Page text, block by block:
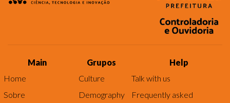
Main
Home
Sobre
Grupos
Culture
Demography
Help
Talk with us
Frequently asked